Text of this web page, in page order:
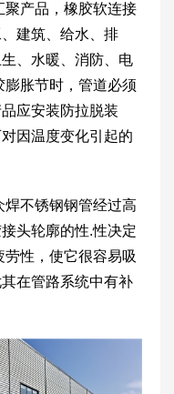
聚产品，橡胶软连接
建筑、给水、排
、水暖、消防、电
胀节时，管道必须
应安装防拉脱装
因温度变化引起的
不锈钢钢管经过高
头轮廓的性.性决定
性，使它很容易吸
在管路系统中有补